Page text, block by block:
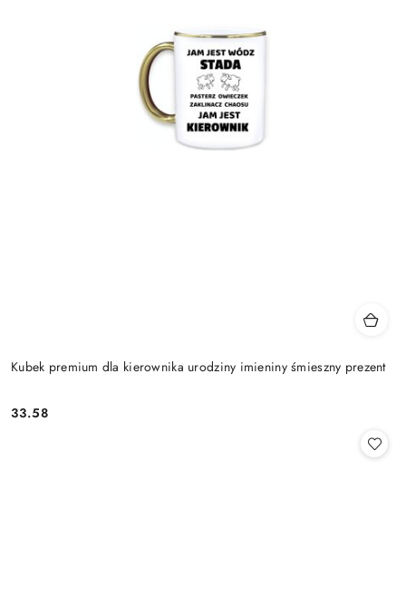
Kubek premium dla kierownika urodziny imieniny śmieszny prezent
Cena:
33.58